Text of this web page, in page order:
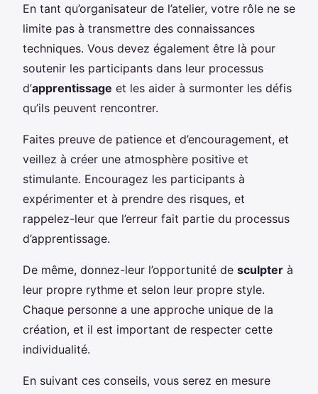
En tant qu’organisateur de l’atelier, votre rôle ne se
limite pas à transmettre des connaissances
techniques. Vous devez également être là pour
soutenir les participants dans leur processus
d’apprentissage et les aider à surmonter les défis
qu’ils peuvent rencontrer.
Faites preuve de patience et d’encouragement, et
veillez à créer une atmosphère positive et
stimulante. Encouragez les participants à
expérimenter et à prendre des risques, et
rappelez-leur que l’erreur fait partie du processus
d’apprentissage.
De même, donnez-leur l’opportunité de sculpter à
leur propre rythme et selon leur propre style.
Chaque personne a une approche unique de la
création, et il est important de respecter cette
individualité.
En suivant ces conseils, vous serez en mesure